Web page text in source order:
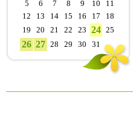
5
6 7 8 9 10
11
12
13 14 15 16 17
18
19
20 21 22 23 24 25
26 27 28 29 30 31